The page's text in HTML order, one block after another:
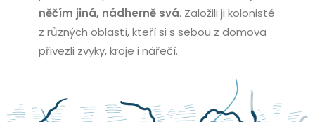
něčím jiná, nádherně svá. Založili ji kolonisté
z různých oblastí, kteří si s sebou z domova
přivezli zvyky, kroje i nářečí.